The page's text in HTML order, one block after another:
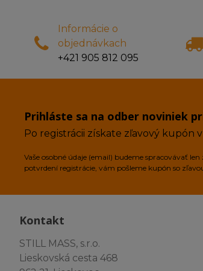
Informácie o
objednávkach
+421 905 812 095
Prihláste sa na odber noviniek
Po registrácii získate zľavový kupón
Vaše osobné údaje (email) budeme spracovávať
potvrdení registrácie, vám pošleme kupón so
Kontakt
STILL MASS, s.r.o.
Lieskovská cesta 468